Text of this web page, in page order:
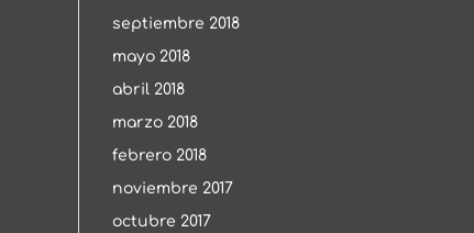
septiembre 2018
mayo 2018
abril 2018
marzo 2018
febrero 2018
noviembre 2017
octubre 2017